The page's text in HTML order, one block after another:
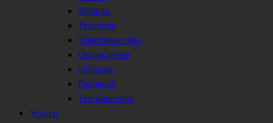
Мебель
Текстиль
Электричество
Ограждения
Обогрев
Гардероб
Тепловизоры
Услуги